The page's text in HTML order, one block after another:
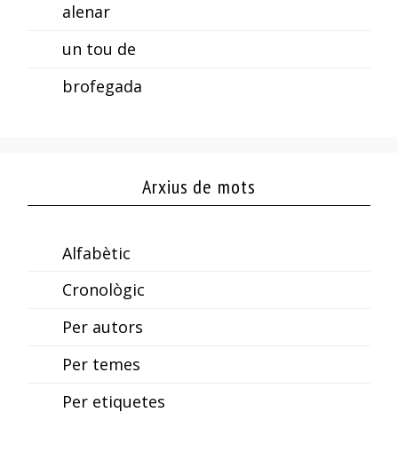
alenar
un tou de
brofegada
Arxius de mots
Alfabètic
Cronològic
Per autors
Per temes
Per etiquetes